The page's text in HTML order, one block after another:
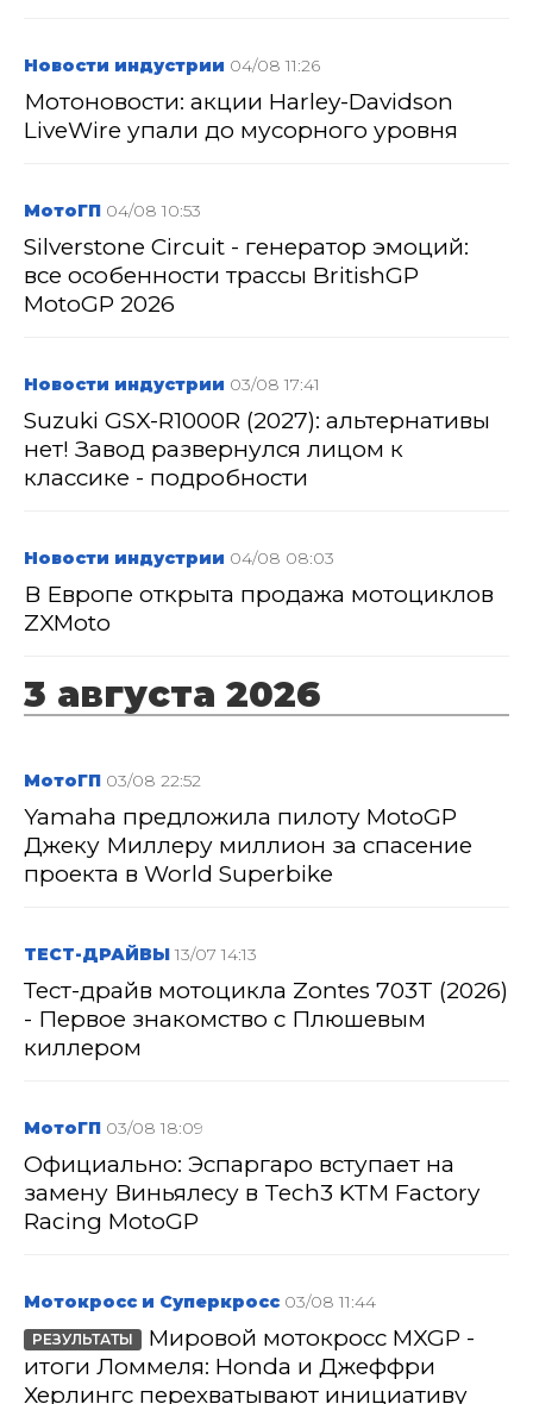
Новости индустрии 04/08 11:26
Мотоновости: акции Harley-Davidson
LiveWire упали до мусорного уровня
МотоГП 04/08 10:53
Silverstone Circuit - генератор эмоций:
все особенности трассы BritishGP
MotoGP 2026
Новости индустрии 03/08 17:41
Suzuki GSX-R1000R (2027): альтернативы
нет! Завод развернулся лицом к
классике - подробности
Новости индустрии 04/08 08:03
В Европе открыта продажа мотоциклов
ZXMoto
3 августа 2026
МотоГП 03/08 22:52
Yamaha предложила пилоту MotoGP
Джеку Миллеру миллион за спасение
проекта в World Superbike
ТЕСТ-ДРАЙВЫ 13/07 14:13
Тест-драйв мотоцикла Zontes 703T (2026)
- Первое знакомство с Плюшевым
киллером
МотоГП 03/08 18:09
Официально: Эспаргаро вступает на
замену Виньялесу в Tech3 KTM Factory
Racing MotoGP
Мотокросс и Суперкросс 03/08 11:44
РЕЗУЛЬТАТЫ
Мировой мотокросс MXGP -
итоги Ломмеля: Honda и Джеффри
Херлингс перехватывают инициативу